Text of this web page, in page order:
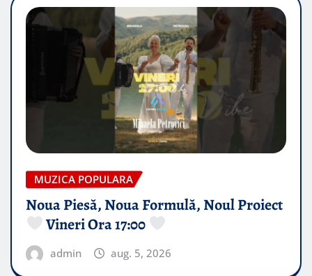
MUZICA POPULARA
Noua Piesă, Noua Formulă, Noul Proiect
Vineri Ora 17:00
admin aug. 5, 2026